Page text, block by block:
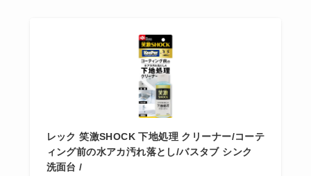
レック 笑激SHOCK 下地処理 クリーナー/コーテ
ィング前の水アカ汚れ落とし/バスタブ シンク
洗面台 /